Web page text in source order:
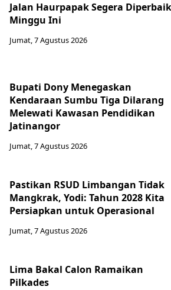
Jalan Haurpapak Segera
Minggu Ini
Jumat, 7 Agustus 2026
Bupati Dony Menegaskan
Kendaraan Sumbu Tiga Dilarang
Melewati Kawasan Pendidikan
Jatinangor
Jumat, 7 Agustus 2026
Pastikan RSUD Limbangan Tidak
Mangkrak, Yodi: Tahun 2028 Kita
Persiapkan untuk Operasional
Jumat, 7 Agustus 2026
Lima Bakal Calon Ramaikan
Pilkades